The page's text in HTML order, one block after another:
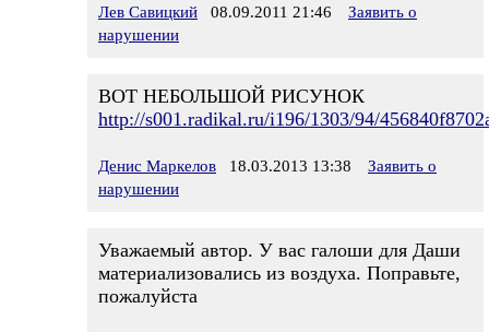
Лев Савицкий 08.09.2011 21:46
Заявить о
нарушении
ВОТ НЕБОЛЬШОЙ РИСУНОК
http://s001.radikal.ru/i196/1303/94/
Денис Маркелов 18.03.2013 13:38
Заявить о
нарушении
Уважаемый автор. У вас галоши для Даши
материализовались из воздуха. Поправьте,
пожалуйста